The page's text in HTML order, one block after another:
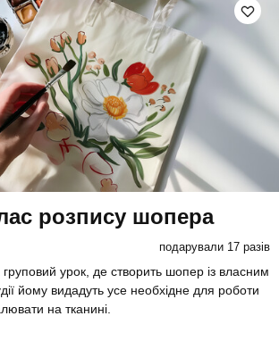
розпису шопера
подарували 17 разів
груповий урок, де створить шопер із власним
йому видадуть усе необхідне для роботи
на тканині.